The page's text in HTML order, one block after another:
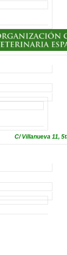
C/ Villanueva 11,